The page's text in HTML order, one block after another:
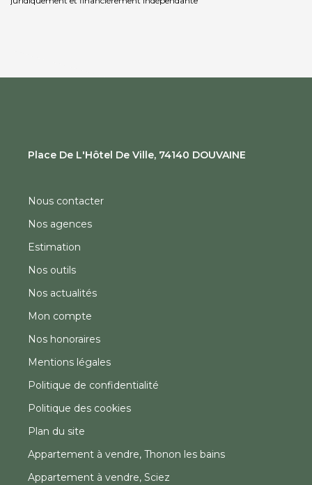
Place De L'Hôtel De Ville, 74140 DOUVAINE
Nous contacter
Nos agences
Estimation
Nos outils
Nos actualités
Mon compte
Nos honoraires
Mentions légales
Politique de confidentialité
Politique des cookies
Plan du site
Appartement à vendre, Thonon les bains
Appartement à vendre, Sciez